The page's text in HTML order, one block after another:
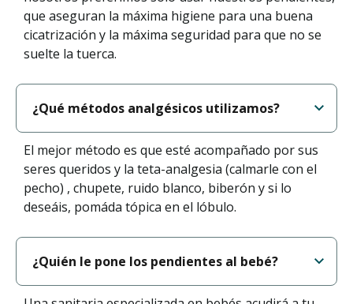
que aseguran la máxima higiene para una buena
cicatrización y la máxima seguridad para que no se
suelte la tuerca.
¿Qué métodos analgésicos utilizamos?
El mejor método es que esté acompañado por sus
seres queridos y la teta-analgesia (calmarle con el
pecho) , chupete, ruido blanco, biberón y si lo
deseáis, pomáda tópica en el lóbulo.
¿Quién le pone los pendientes al bebé?